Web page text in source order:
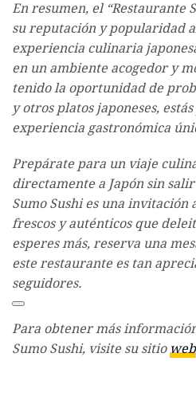
En resumen, el “Restaurante
su reputación y popularidad
experiencia culinaria
en un ambiente acogedor y
tenido la oportunidad de
y otros platos japoneses,
experiencia gastronómica
Prepárate para un viaje
directamente a Japón sin
Sumo Sushi es una invitación
frescos y auténticos que
esperes más, reserva una
este restaurante es tan
seguidores.
Para obtener más
Sumo Sushi, visite su sitioweb